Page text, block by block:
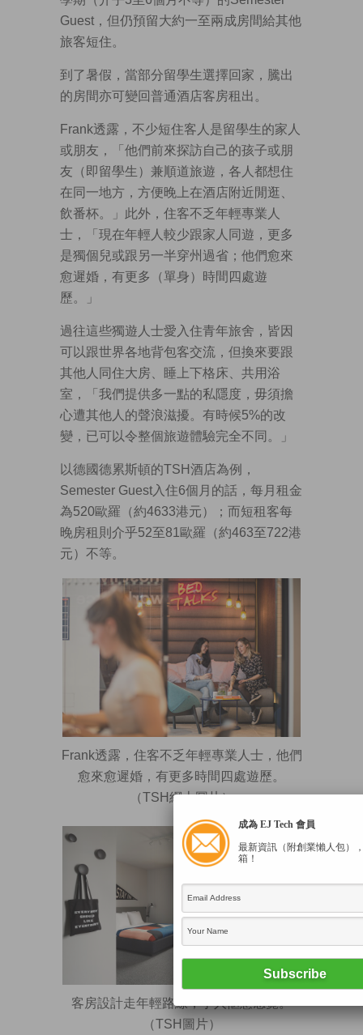
Guest，但仍預留大約一至兩成房間給其他
旅客短住。
到了暑假，當部分留學生選擇回家，騰出
的房間亦可變回普通酒店客房租出。
Frank透露，不少短住客人是留學生的家人
或朋友，「他們前來探訪自己的孩子或朋
友（即留學生）兼順道旅遊，各人都想住
在同一地方，方便晚上在酒店附近閒逛、
飲番杯。」此外，住客不乏年輕專業人
士，「現在年輕人較少跟家人同遊，更多
是獨個兒或跟另一半穿州過省；他們愈來
愈遲婚，有更多（單身）時間四處遊
歷。」
過往這些獨遊人士愛入住青年旅舍，皆因
可以跟世界各地背包客交流，但換來要跟
其他人同住大房、睡上下格床、共用浴
室，「我們提供多一點的私隱度，毋須擔
心遭其他人的聲浪滋擾。有時候5%的改
變，已可以令整個旅遊體驗完全不同。」
以德國德累斯頓的TSH酒店為例，
Semester Guest入住6個月的話，每月租金
為520歐羅（約4633港元）；而短租客每
晚房租則介乎52至81歐羅（約463至722港
元）不等。
Frank透露，住客不乏年輕專業人士，他們
愈來愈遲婚，有更多時間四處遊歷。
（TSH網上圖片）
客房設計走年輕路線，予人愜意感覺。
（TSH圖片）
成為 EJ Tech 會員
最新資訊（附創業懶人包）
箱！